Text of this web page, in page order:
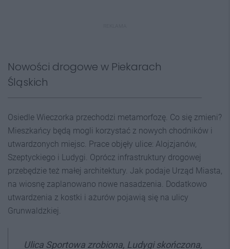
Nowości drogowe w Piekarach
Śląskich
Osiedle Wieczorka przechodzi metamorfozę. Co się zmieni?
Mieszkańcy będą mogli korzystać z nowych chodników i
utwardzonych miejsc. Prace objęły ulice: Alojzjanów,
Szeptyckiego i Ludygi. Oprócz infrastruktury drogowej
przebędzie też małej architektury. Jak podaje Urząd Miasta,
na wiosnę zaplanowano nowe nasadzenia. Dodatkowo
utwardzenia z kostki i ażurów pojawią się na ulicy
Grunwaldzkiej.
Ulica Sportowa zrobiona, Ludygi skończona,